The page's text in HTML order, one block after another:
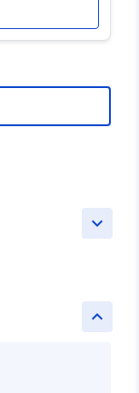
keyboard_arrow_down
keyboard_arrow_up